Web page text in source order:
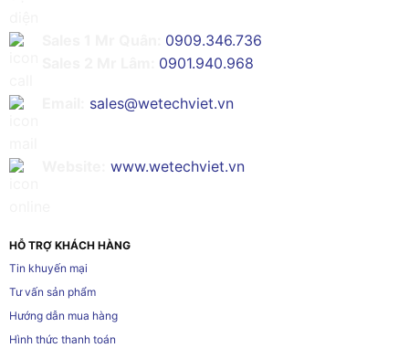
0909.346.736
0901.940.968
sales@wetechviet.vn
www.wetechviet.vn
HỖ TRỢ KHÁCH HÀNG
Tin khuyến mại
Tư vấn sản phẩm
Hướng dẫn mua hàng
Hình thức thanh toán